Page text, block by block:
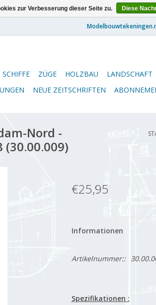
SCHIFFE ZÜGE HOLZBAU LANDSCHAFT
NEUE ZEITSCHRIFTEN
Nord -
(30.00.009)
€25,95
Informationen
Artikelnummer::
Spezifikationen :
zur Verbesserung dieser Seite zu. Diese